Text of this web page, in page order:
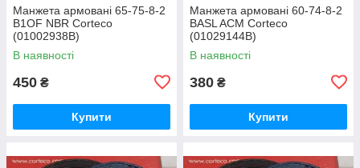
Манжета армовані 65-75-8-2
B1OF NBR Corteco
(01002938В)
В наявності
450 ₴
Купити
Манжета армовані 60-74-8-2
BASL ACM Corteco
(01029144В)
В наявності
380 ₴
Купити